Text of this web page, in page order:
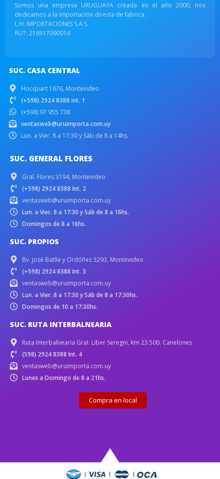
Somos una empresa URUGUAYA creada en el año 2000, nos
dedicamos a la importación directa de fabrica.
L.H. IMPORTACIONES S.A.S.
RUT: 216517090014
SUC. CASA CENTRAL
Hocquart 1676, Montevideo
(+598) 2924 8388 int. 1
(+598) 97 955 738
ventasweb@uruimporta.com.uy
Lun. a Vier. 8 a 17:30 y Sáb de 8 a 14hs.
SUC. GENERAL FLORES
Gral. Flores 3194, Montevideo
(+598) 2924 8388 Int. 2
ventasweb@uruimporta.com.uy
Lun. a Vier. 8 a 17:30 y Sáb de 8 a 16hs.
Domingos de 8 a 16hs.
SUC. PROPIOS
Bv. José Batlle y Ordóñez 3293, Montevideo
(+598) 2924 8388 Int. 3
ventasweb@uruimporta.com.uy
Lun. a Vier. 8 a 17:30 y Sáb de 8 a 17:30hs.
Domingos de 10 a 17:30hs.
SUC. RUTA INTERBALNEARIA
Ruta Interbalnearia Gral. Líber Seregni, Km 23.500. Canelones
(598) 2924 8388 Int. 4
ventasweb@uruimporta.com.uy
Lunes a Domingo de 8 a 21hs.
Compra en local